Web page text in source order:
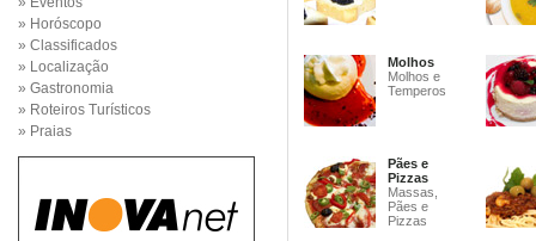
» Horóscopo
» Classificados
» Localização
» Gastronomia
» Roteiros Turísticos
» Praias
Molhos
Molhos e
Temperos
Pães e
Pizzas
Massas,
Pães e
Pizzas